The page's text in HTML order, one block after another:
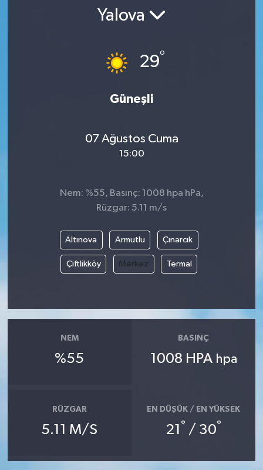
Yalova
29°
Güneşli
07 Ağustos Cuma
15:00
Nem: %55, Basınç: 1008 hpa hPa,
Rüzgar: 5.11 m/s
Altınova Armutlu Çınarcık
Çiftlikköy Merkez Termal
NEM
%55
BASINÇ
1008 HPA hpa
RÜZGAR
5.11 M/S
EN DÜŞÜK / EN YÜKSEK
21 ° / 30°
DÜNYA
MEDYA
TEKNOLOJİ
YAŞAM